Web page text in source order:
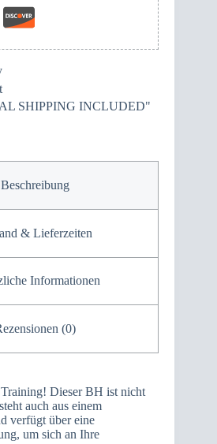
SHIPPING INCLUDED"
Beschreibung
& Lieferzeiten
Informationen
(0)
Dieser BH ist nicht
auch aus einem
verfügt über eine
um sich an Ihre